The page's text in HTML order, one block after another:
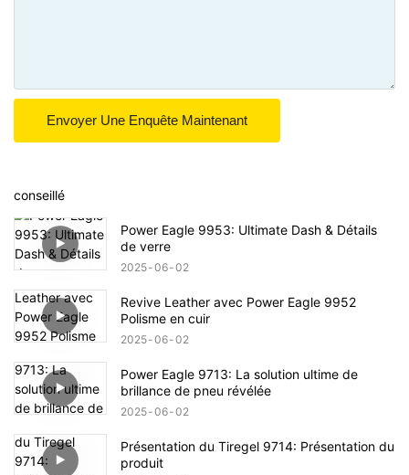
Envoyer Une Enquête Maintenant
conseillé
Power Eagle 9953: Ultimate Dash & Détails
de verre
2025 06 02
Revive Leather avec Power Eagle 9952
Polisme en cuir
2025 06 02
Power Eagle 9713: La solution ultime de
brillance de pneu révélée
2025 06 02
Présentation du Tiregel 9714: Présentation du
produit